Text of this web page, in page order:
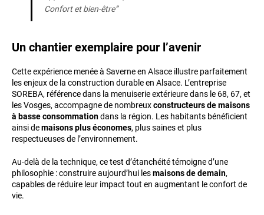
Confort et bien-être”
Un chantier exemplaire pour l’avenir
Cette expérience menée à Saverne en Alsace illustre parfaitement
les enjeux de la construction durable en Alsace. L’entreprise
SOREBA, référence dans la menuiserie extérieure dans le 68, 67, et
les Vosges, accompagne de nombreuxconstructeurs de maisons
à basse consommationdans la région. Les habitants bénéficient
ainsi demaisons plus économes, plus saines et plus
respectueuses de l’environnement.
Au-delà de la technique, ce test d’étanchéité témoigne d’une
philosophie : construire aujourd’hui lesmaisons de demain,
capables de réduire leur impact tout en augmentant le confort de
vie.